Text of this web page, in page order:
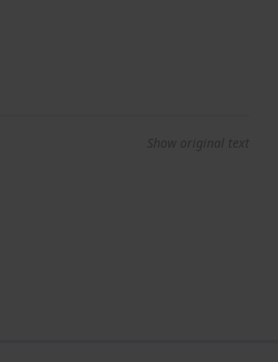
Show original text